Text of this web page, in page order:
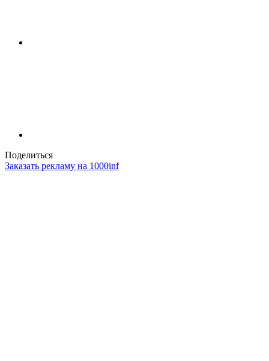
Поделиться
Заказать рекламу на 1000inf